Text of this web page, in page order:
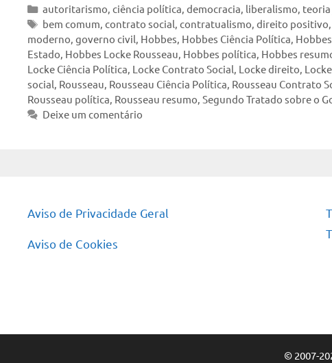
Categorias
autoritarismo,ciência política,democracia, liberalismo,
Tags
bem comum,contrato social,contratualismo,direito positivo
moderno, governo civil, Hobbes, Hobbes Ciência Política,
Estado, Hobbes Locke Rousseau, Hobbes política, Hobbes
Locke Ciência Política, Locke Contrato Social, Locke direito,
social, Rousseau, Rousseau Ciência Política, Rousseau Contrato
Rousseau política, Rousseau resumo, Segundo Tratado sobre o
Deixe um comentário
Aviso de Privacidade Geral
Aviso de Cookies
© 2007-